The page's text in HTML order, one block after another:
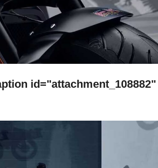
id="attachment_108882"